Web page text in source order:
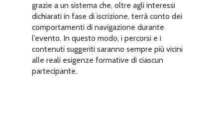
grazie a un sistema che, oltre agli interessi
dichiarati in fase di iscrizione, terrà conto dei
comportamenti di navigazione durante
l’evento. In questo modo, i percorsi e i
contenuti suggeriti saranno sempre più vicini
alle reali esigenze formative di ciascun
partecipante.